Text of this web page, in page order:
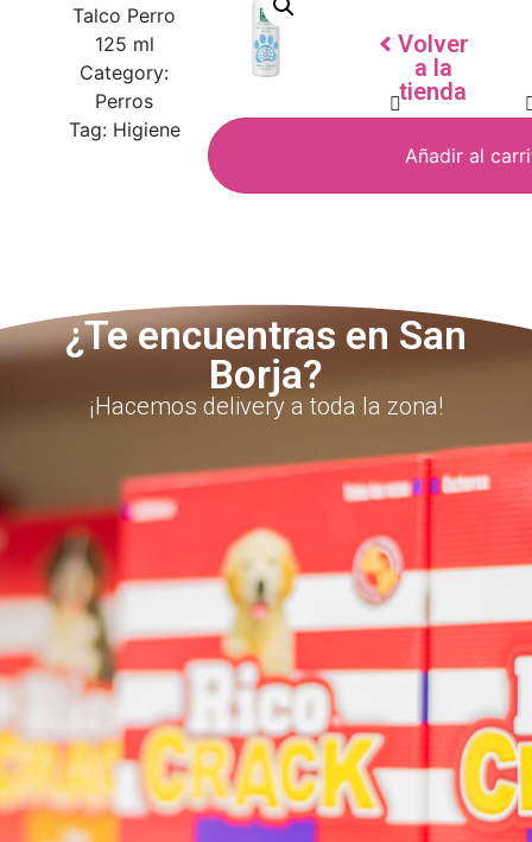
Talco Perro
125 ml
Category:
Perros
Tag: Higiene
Añadir al
Volver
a la
tienda
¿Te encuentras en San
Borja?
¡Hacemos delivery a toda la zona!